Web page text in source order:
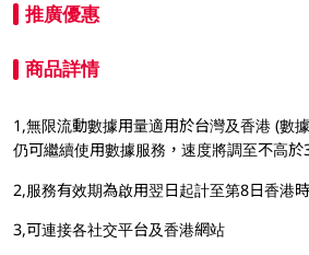
推廣優惠
商品詳情
1,無限流動數據用量適用於台灣及香港 (數
仍可繼續使用數據服務，速度將調至不高
2,服務有效期為啟用翌日起計至第8日香港
3,可連接各社交平台及香港網站